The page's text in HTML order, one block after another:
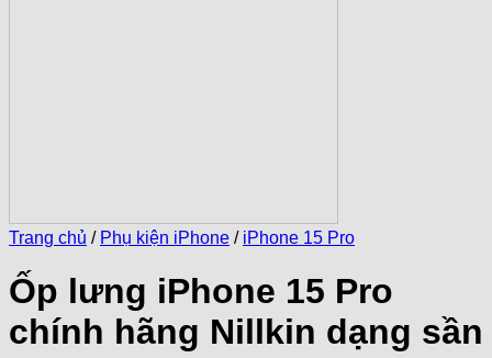
Trang chủ / Phụ kiện iPhone / iPhone 15 Pro
Ốp lưng iPhone 15 Pro
chính hãng Nillkin dạng sần